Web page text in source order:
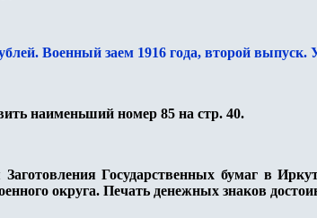
Военный заем 1916 года, второй
наименьший номер 85 на стр. 40.
Заготовления Государственных бумаг в
округа. Печать денежных знаков